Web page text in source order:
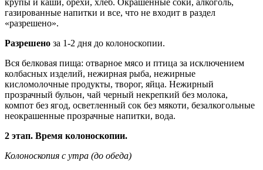
крупы и каши, орехи, хлеб. Окрашенные соки, алкоголь,
газированные напитки и все, что не входит в раздел
«разрешено».
Разрешено за 1-2 дня до колоноскопии.
Вся белковая пища: отварное мясо и птица за исключением
колбасных изделий, нежирная рыба, нежирные
кисломолочные продукты, творог, яйца. Нежирный
прозрачный бульон, чай черный некрепкий без молока,
компот без ягод, осветленный сок без мякоти, безалкогольные
неокрашенные прозрачные напитки, вода.
2 этап. Время колоноскопии.
Колоноскопия с утра (до обеда)